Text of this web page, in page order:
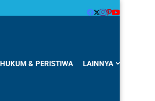
HUKUM & PERISTIWA LAINNYA